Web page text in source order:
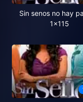
Sin senos no hay
1x115